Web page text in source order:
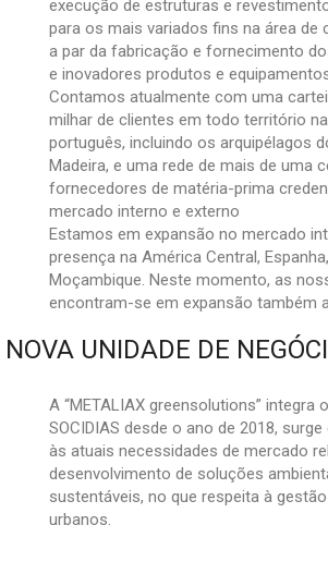
execução de estruturas e
para os mais variados fins na área de
a par da fabricação e fornecimento
e inovadores produtos e
Contamos atualmente com uma
milhar de clientes em todo território
português, incluindo os arquipélagos
Madeira, e uma rede de mais de uma
fornecedores de matéria-prima
mercado interno e externo
Estamos em expansão no mercado
presença na América Central,
Moçambique. Neste momento, as
encontram-se em expansão também
NOVA UNIDADE DE
A “METALIAX greensolutions” integra
SOCIDIAS desde o ano de 2018,
às atuais necessidades de mercado
desenvolvimento de soluções
sustentáveis, no que respeita à
urbanos.